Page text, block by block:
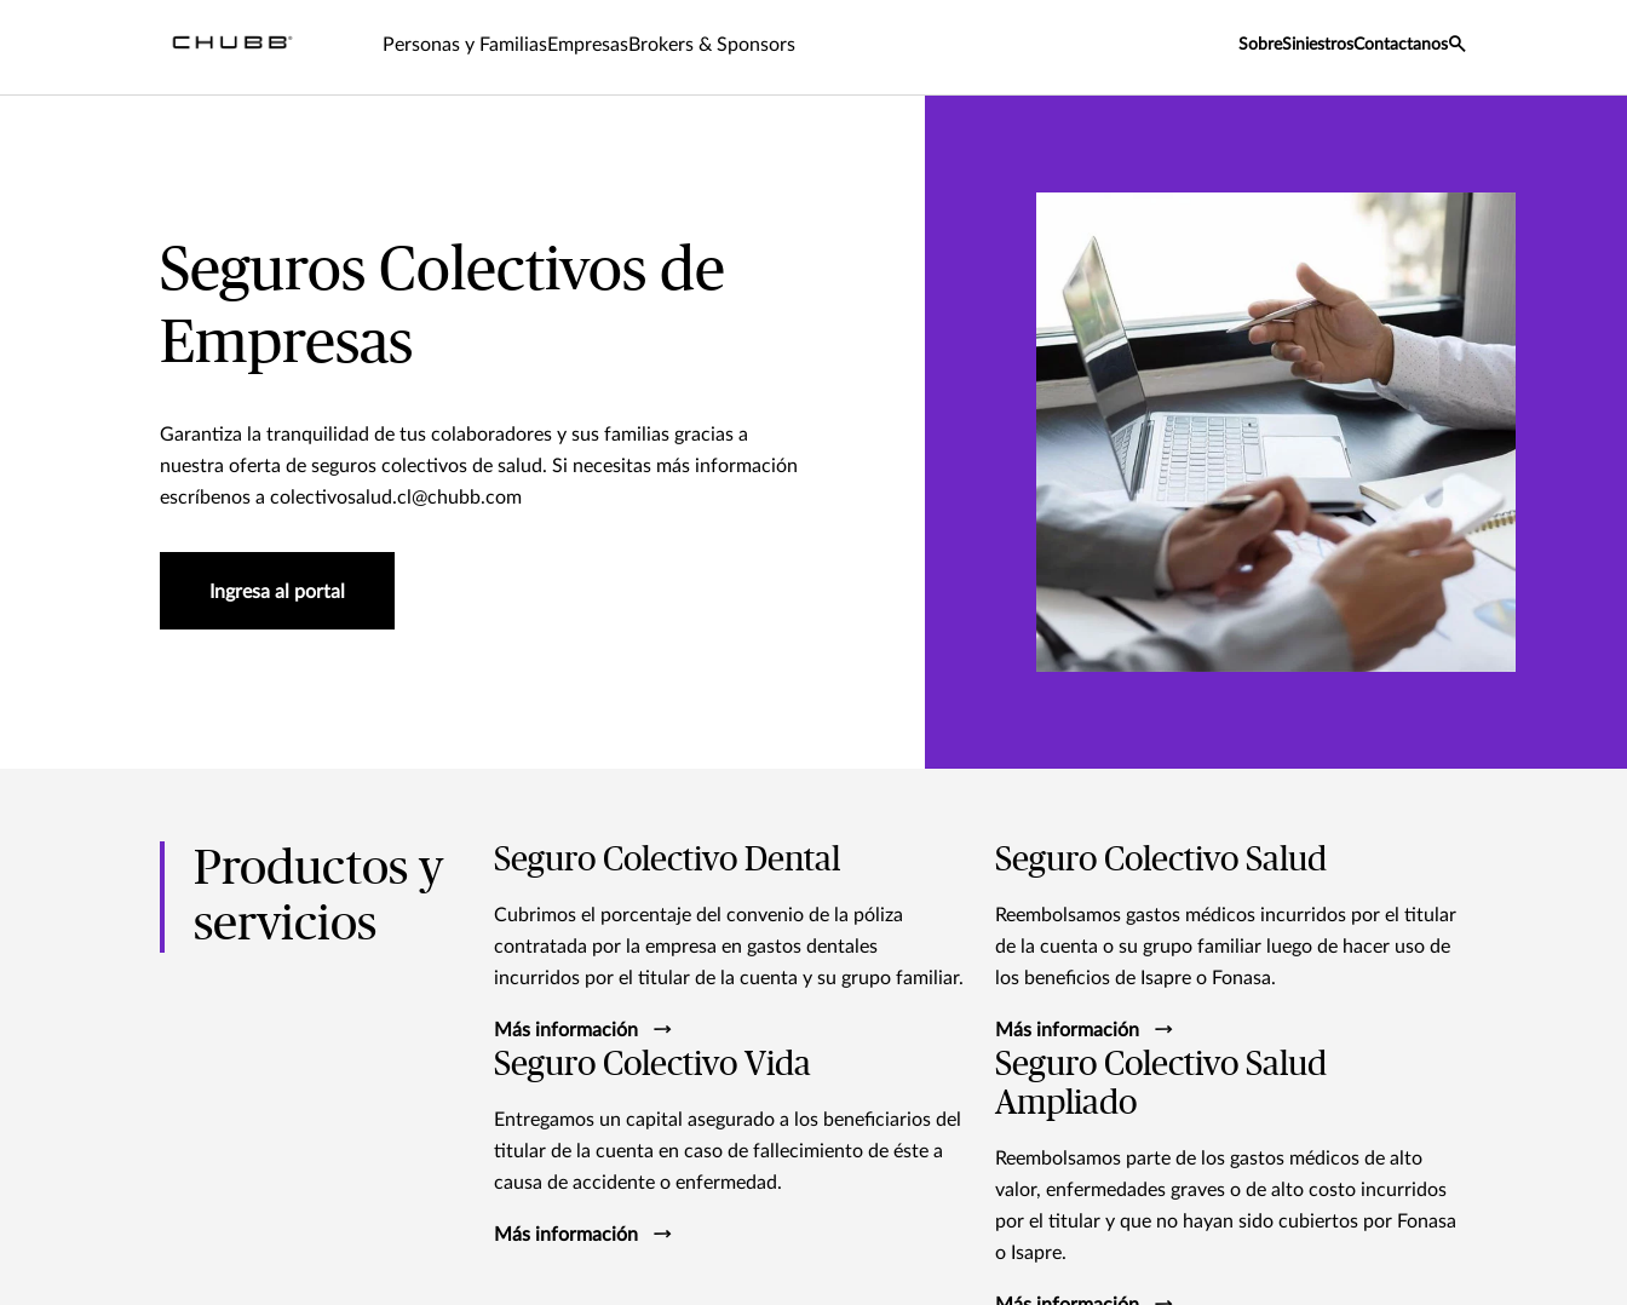
Personas y FamiliasEmpresasBrokers & Sponsors SobreSiniestrosContactanos
Seguros Colectivos de
Empresas
Garantiza la tranquilidad de tus colaboradores y sus familias gracias a
nuestra oferta de seguros colectivos de salud. Si necesitas más información
escríbenos a colectivosalud.cl@chubb.com
Ingresa al portal
Productos y
servicios
Seguro Colectivo Dental
Cubrimos el porcentaje del convenio de la póliza
contratada por la empresa en gastos dentales
incurridos por el titular de la cuenta y su grupo familiar.​
Más información
Seguro Colectivo Salud
Reembolsamos gastos médicos incurridos por el titular
de la cuenta o su grupo familiar luego de hacer uso de
los beneficios de Isapre o Fonasa.​
Más información
Seguro Colectivo Vida
Entregamos un capital asegurado a los beneficiarios del
titular de la cuenta en caso de fallecimiento de éste a
causa de accidente o enfermedad.​
Más información
Seguro Colectivo Salud
Ampliado
Reembolsamos parte de los gastos médicos de alto
valor, enfermedades graves o de alto costo incurridos
por el titular y que no hayan sido cubiertos por Fonasa
o Isapre.​